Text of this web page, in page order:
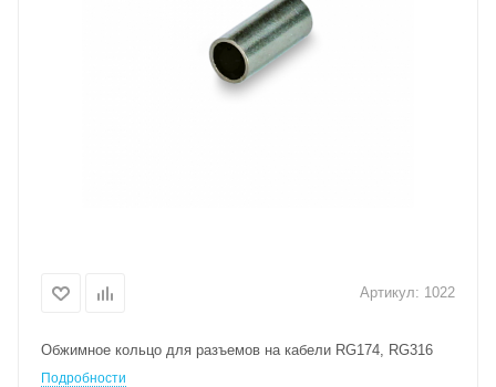
Артикул: 1022
Обжимное кольцо для разъемов на кабели RG174, RG316
Подробности